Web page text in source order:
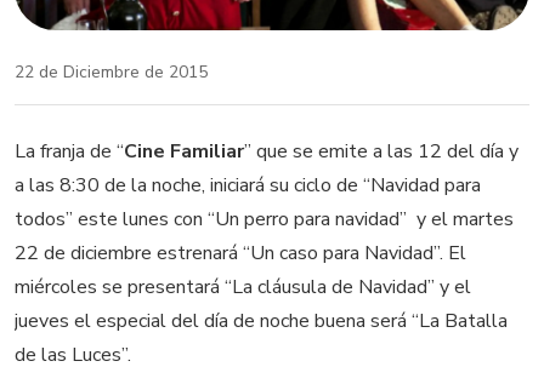
22 de Diciembre de 2015
La franja de “Cine Familiar” que se emite a las 12 del día y
a las 8:30 de la noche, iniciará su ciclo de “Navidad para
todos” este lunes con “Un perro para navidad” y el martes
22 de diciembre estrenará “Un caso para Navidad”. El
miércoles se presentará “La cláusula de Navidad” y el
jueves el especial del día de noche buena será “La Batalla
de las Luces”.